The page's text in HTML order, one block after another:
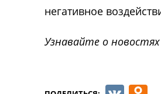
негативное
Узнавайте о